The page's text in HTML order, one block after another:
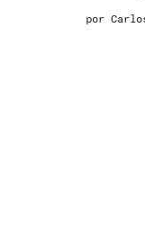
por
ou endereço de e-